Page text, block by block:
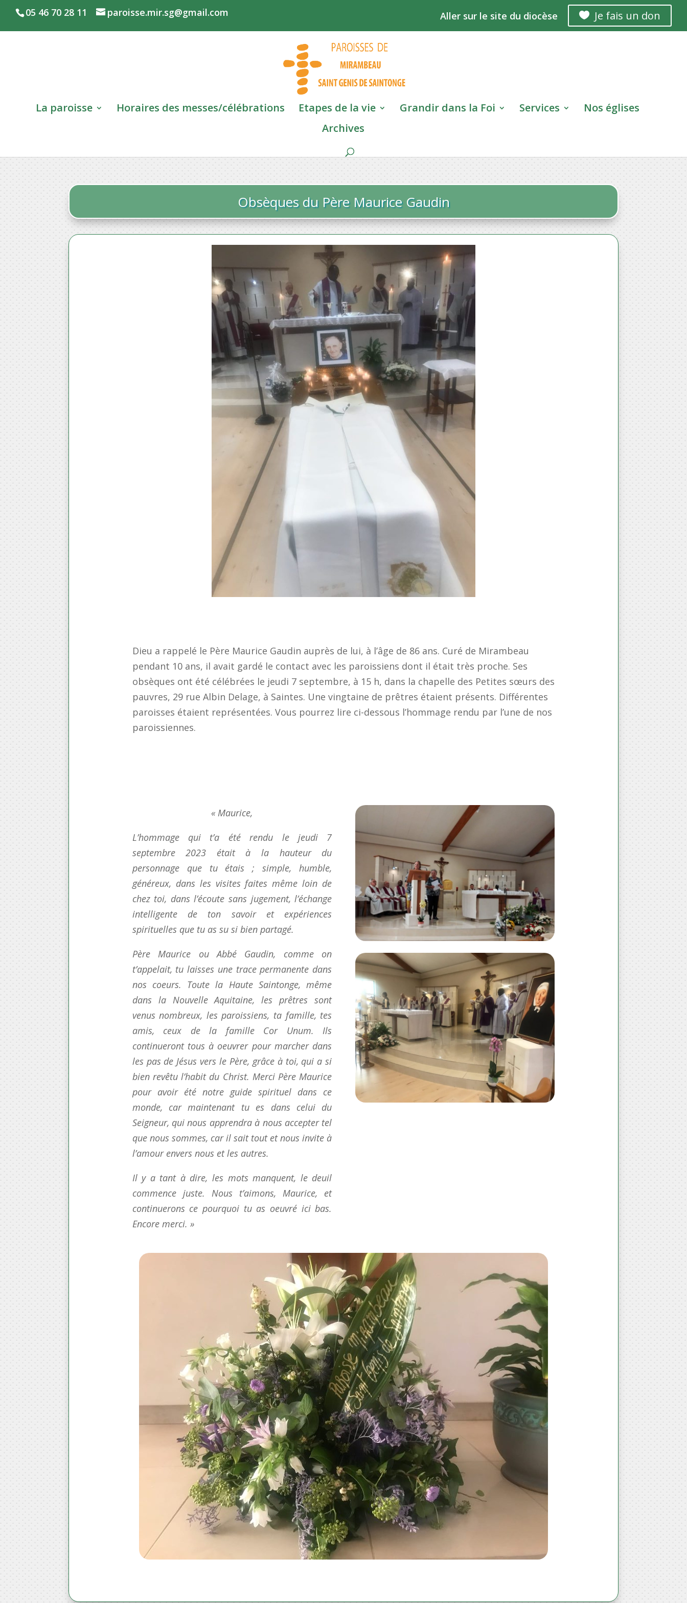
05 46 70 28 11 paroisse.mir.sg@gmail.com Aller sur le site du diocèse  Je fais un don
La paroisse Horaires des messes/célébrations Etapes de la vie Grandir dans la Foi Services
Nos églises
Archives
Obsèques du Père Maurice Gaudin
Dieu a rappelé le Père Maurice Gaudin auprès de lui, à l’âge de 86 ans. Curé de Mirambeau
pendant 10 ans, il avait gardé le contact avec les paroissiens dont il était très proche. Ses
obsèques ont été célébrées le jeudi 7 septembre, à 15 h, dans la chapelle des Petites sœurs des
pauvres, 29 rue Albin Delage, à Saintes. Une vingtaine de prêtres étaient présents. Différentes
paroisses étaient représentées. Vous pourrez lire ci-dessous l’hommage rendu par l’une de nos
paroissiennes.
« Maurice,
L’hommage qui t’a été rendu le jeudi 7
septembre 2023 était à la hauteur du
personnage que tu étais ; simple, humble,
généreux, dans les visites faites même loin de
chez toi, dans l’écoute sans jugement, l’échange
intelligente de ton savoir et expériences
spirituelles que tu as su si bien partagé.
Père Maurice ou Abbé Gaudin, comme on
t’appelait, tu laisses une trace permanente dans
nos coeurs. Toute la Haute Saintonge, même
dans la Nouvelle Aquitaine, les prêtres sont
venus nombreux, les paroissiens, ta famille, tes
amis, ceux de la famille Cor Unum. Ils
continueront tous à oeuvrer pour marcher dans
les pas de Jésus vers le Père, grâce à toi, qui a si
bien revêtu l’habit du Christ. Merci Père Maurice
pour avoir été notre guide spirituel dans ce
monde, car maintenant tu es dans celui du
Seigneur, qui nous apprendra à nous accepter tel
que nous sommes, car il sait tout et nous invite à
l’amour envers nous et les autres.
Il y a tant à dire, les mots manquent, le deuil
commence juste. Nous t’aimons, Maurice, et
continuerons ce pourquoi tu as oeuvré ici bas.
Encore merci. »